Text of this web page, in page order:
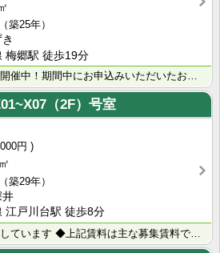
（築25年）
梅郷駅 徒歩19分
◇夏のサマーキャンペーン開催中！期間中にお申込みいただいたお客様へ、500円分のQUOカード＋日用品･･･
（2F）号室
円
（築29年）
井
江戸川台駅 徒歩8分